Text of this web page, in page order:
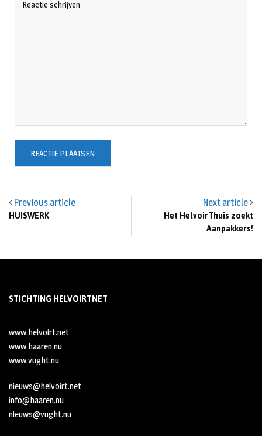
Previous article
HUISWERK
Next article
Het HelvoirThuis zoekt
Aanpakkers!
STICHTING HELVOIRTNET
www.helvoirt.net
www.haaren.nu
www.vught.nu
nieuws@helvoirt.net
info@haaren.nu
nieuws@vught.nu